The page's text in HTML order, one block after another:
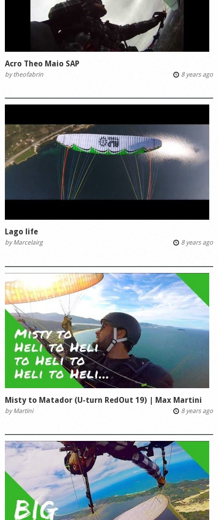
Acro Theo Maio SAP
bytheofabrin 8 years ago
Lago life
byMarcelairg 8 years ago
Misty to Matador (U-turn RedOut 19) | Max Martini
byMartini 8 years ago